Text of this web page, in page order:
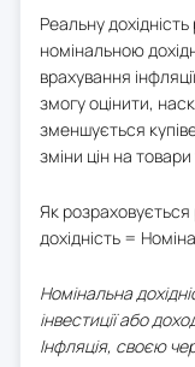
Реальну
номінальною
врахування
змогу оцінити,
зменшується
зміни цін на
Як розраховується
дохідність =
Номінальна
інвестиції або
Інфляція, своєю